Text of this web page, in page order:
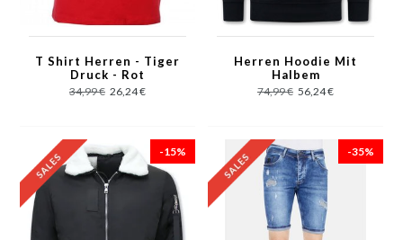
T Shirt Herren - Tiger
Druck - Rot
34,99 € 26,24 €
Herren Hoodie Mit
Halbem
Reißverschluss - 11-
6515BR - Blau/Rosa
74,99 € 56,24 €
-15% -35%